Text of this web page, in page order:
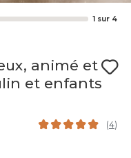
1 sur 4
animé et
et enfants
(4)